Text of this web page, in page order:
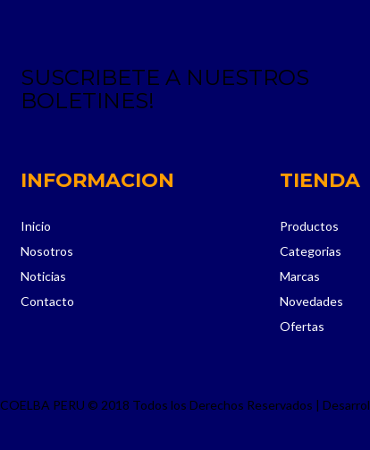
SUSCRIBETE A NUESTROS
BOLETINES!
INFORMACION
Inicio
Nosotros
Noticias
Contacto
TIENDA
Productos
Categorias
Marcas
Novedades
Ofertas
COELBA PERU © 2018 Todos los Derechos Reservados |